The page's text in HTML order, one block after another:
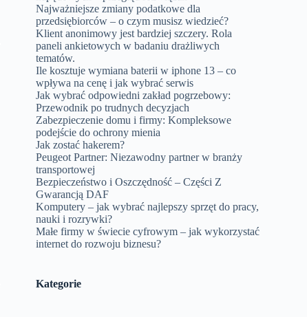
Najważniejsze zmiany podatkowe dla
przedsiębiorców – o czym musisz wiedzieć?
Klient anonimowy jest bardziej szczery. Rola
paneli ankietowych w badaniu drażliwych
tematów.
Ile kosztuje wymiana baterii w iphone 13 – co
wpływa na cenę i jak wybrać serwis
Jak wybrać odpowiedni zakład pogrzebowy:
Przewodnik po trudnych decyzjach
Zabezpieczenie domu i firmy: Kompleksowe
podejście do ochrony mienia
Jak zostać hakerem?
Peugeot Partner: Niezawodny partner w branży
transportowej
Bezpieczeństwo i Oszczędność – Części Z
Gwarancją DAF
Komputery – jak wybrać najlepszy sprzęt do pracy,
nauki i rozrywki?
Małe firmy w świecie cyfrowym – jak wykorzystać
internet do rozwoju biznesu?
Kategorie